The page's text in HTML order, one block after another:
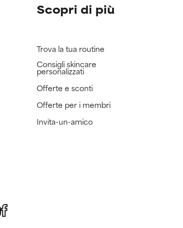
Scopri di più
Trova la tua routine
Consigli skincare
personalizzati
Offerte e sconti
Offerte per i membri
Invita-un-amico